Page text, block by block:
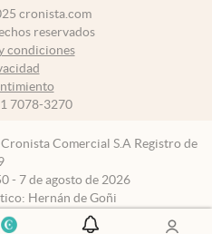
cronista.com
reservados
condiciones
7078-3270
Comercial S.A Registro de
- 7 de agosto de 2026
Hernán de Goñi